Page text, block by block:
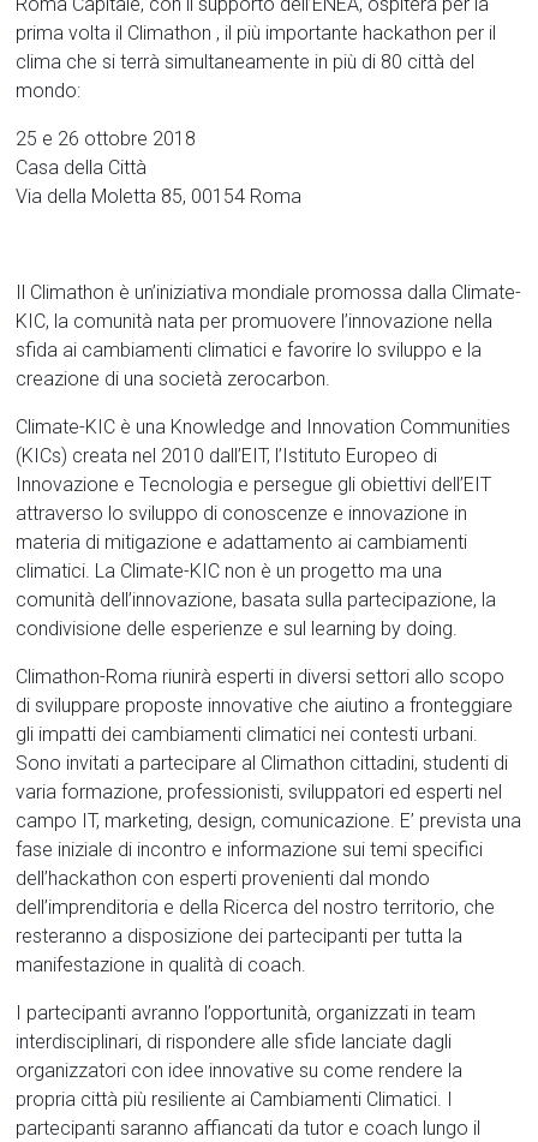
Roma Capitale, con il supporto dell’ENEA, ospiterà per la
prima volta il Climathon , il più importante hackathon per il
clima che si terrà simultaneamente in più di 80 città del
mondo:
25 e 26 ottobre 2018
Casa della Città
Via della Moletta 85, 00154 Roma
Il Climathon è un’iniziativa mondiale promossa dalla Climate-
KIC, la comunità nata per promuovere l’innovazione nella
sfida ai cambiamenti climatici e favorire lo sviluppo e la
creazione di una società zerocarbon.
Climate-KIC è una Knowledge and Innovation Communities
(KICs) creata nel 2010 dall’EIT, l’Istituto Europeo di
Innovazione e Tecnologia e persegue gli obiettivi dell’EIT
attraverso lo sviluppo di conoscenze e innovazione in
materia di mitigazione e adattamento ai cambiamenti
climatici. La Climate-KIC non è un progetto ma una
comunità dell’innovazione, basata sulla partecipazione, la
condivisione delle esperienze e sul learning by doing.
Climathon-Roma riunirà esperti in diversi settori allo scopo
di sviluppare proposte innovative che aiutino a fronteggiare
gli impatti dei cambiamenti climatici nei contesti urbani.
Sono invitati a partecipare al Climathon cittadini, studenti di
varia formazione, professionisti, sviluppatori ed esperti nel
campo IT, marketing, design, comunicazione. E’ prevista una
fase iniziale di incontro e informazione sui temi specifici
dell’hackathon con esperti provenienti dal mondo
dell’imprenditoria e della Ricerca del nostro territorio, che
resteranno a disposizione dei partecipanti per tutta la
manifestazione in qualità di coach.
I partecipanti avranno l’opportunità, organizzati in team
interdisciplinari, di rispondere alle sfide lanciate dagli
organizzatori con idee innovative su come rendere la
propria città più resiliente ai Cambiamenti Climatici. I
partecipanti saranno affiancati da tutor e coach lungo il